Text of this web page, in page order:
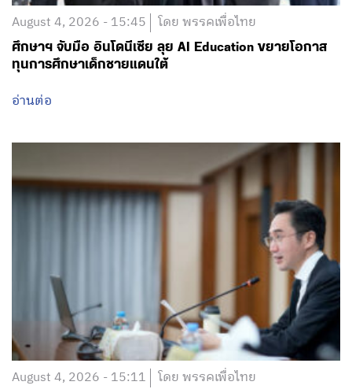
August 4, 2026 - 15:45 โดย พรรคเพื่อไทย
ศึกษาฯ จับมือ อินโดนีเซีย ลุย AI Education ขยายโอกาส
ทุนการศึกษาเด็กชายแดนใต้
อ่านต่อ
August 4, 2026 - 15:11 โดย พรรคเพื่อไทย